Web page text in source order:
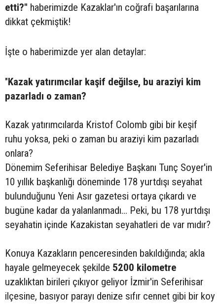
etti?" haberimizde Kazaklar'ın coğrafi başarılarına
dikkat çekmiştik!
İşte o haberimizde yer alan detaylar:
"Kazak yatırımcılar kaşif değilse, bu araziyi kim
pazarladı o zaman?
Kazak yatırımcılarda Kristof Colomb gibi bir keşif
ruhu yoksa, peki o zaman bu araziyi kim pazarladı
onlara?
Dönemim Seferihisar Belediye Başkanı Tunç Soyer'in
10 yıllık başkanlığı döneminde 178 yurtdışı seyahat
bulunduğunu Yeni Asır gazetesi ortaya çıkardı ve
bugüne kadar da yalanlanmadı... Peki, bu 178 yurtdışı
seyahatin içinde Kazakistan seyahatleri de var mıdır?
Konuya Kazakların penceresinden bakıldığında; akla
hayale gelmeyecek şekilde 5200 kilometre
uzaklıktan birileri çıkıyor geliyor İzmir'in Seferihisar
ilçesine, basıyor parayı denize sıfır cennet gibi bir koy